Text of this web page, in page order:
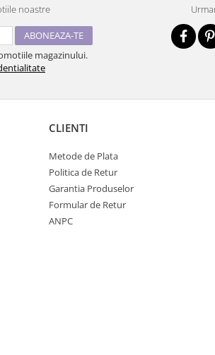
noastre
magazinului.
CLIENTI
Metode de Plata
Politica de Retur
Garantia Produselor
Formular de Retur
ANPC